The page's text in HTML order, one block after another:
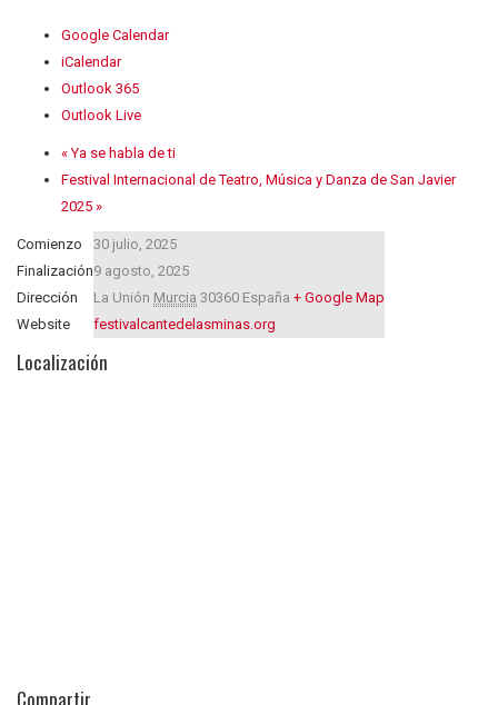
Google Calendar
iCalendar
Outlook 365
Outlook Live
«Ya se habla de ti
Festival Internacional de Teatro, Música y Danza de San Javier
2025 »
Comienzo
30 julio, 2025
Finalización9 agosto, 2025
Dirección
La Unión Murcia 30360 España + Google Map
Website
festivalcantedelasminas.org
Localización
Compartir